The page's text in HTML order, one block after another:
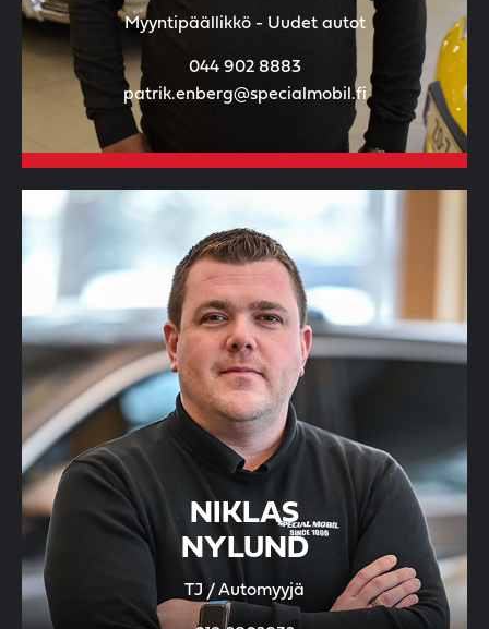
Myyntipäällikkö - Uudet autot
044 902 8883
patrik.enberg@specialmobil.fi
NIKLAS
NYLUND
TJ / Automyyjä